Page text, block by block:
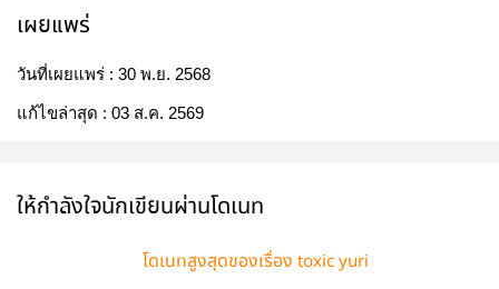
เผยแพร่
วันที่เผยแพร่ : 30 พ.ย. 2568
แก้ไขล่าสุด : 03 ส.ค. 2569
ให้กำลังใจนักเขียนผ่านโดเนท
โดเนทสูงสุดของเรื่อง toxic yuri